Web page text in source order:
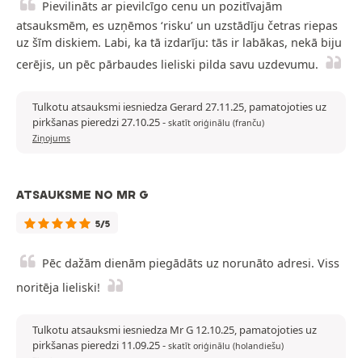
Pievilināts ar pievilcīgo cenu un pozitīvajām
atsauksmēm, es uzņēmos ‘risku’ un uzstādīju četras riepas
uz šīm diskiem. Labi, ka tā izdarīju: tās ir labākas, nekā biju
cerējis, un pēc pārbaudes lieliski pilda savu uzdevumu.
Tulkotu atsauksmi iesniedza Gerard 27.11.25, pamatojoties uz
pirkšanas pieredzi 27.10.25- skatīt oriģinālu (franču)
Ziņojums
ATSAUKSME NO MR G
5/5
Pēc dažām dienām piegādāts uz norunāto adresi. Viss
noritēja lieliski!
Tulkotu atsauksmi iesniedza Mr G 12.10.25, pamatojoties uz
pirkšanas pieredzi 11.09.25- skatīt oriģinālu (holandiešu)